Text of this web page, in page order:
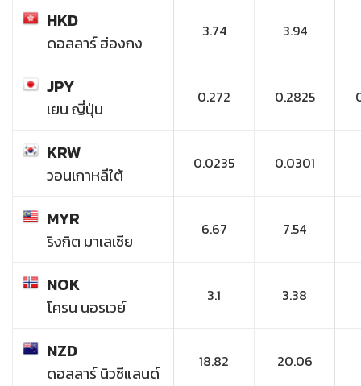
HKD
ดอลลาร์ ฮ่องกง
3.74 3.94
JPY
เยน ญี่ปุ่น
0.272 0.2825
KRW
วอนเกาหลีใต้
0.0235 0.0301
MYR
ริงกิต มาเลเซีย
6.67 7.54
NOK
โครน นอรเวย์
3.1 3.38
NZD
ดอลลาร์ นิวซีแลนด์
18.82 20.06